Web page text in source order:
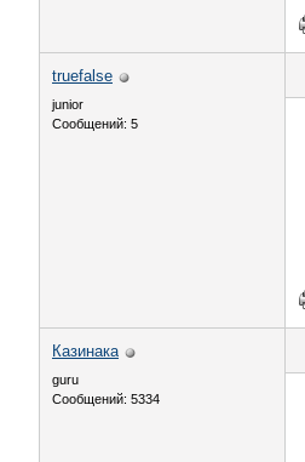
truefalse
junior
Сообщений: 5
Казинака
guru
Сообщений: 5334